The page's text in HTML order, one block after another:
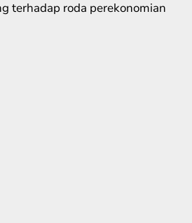
terhadap roda perekonomian